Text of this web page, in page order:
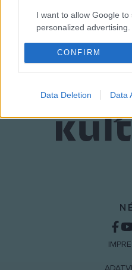
I want to allow Google to
personalized advertising.
I want to allow Google to
related to analytics like
I want to allow Google
I want to allow Google
CONFIRM
Data Deletion Data